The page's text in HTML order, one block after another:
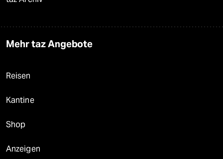
Mehr taz Angebote
Reisen
Kantine
Shop
Anzeigen